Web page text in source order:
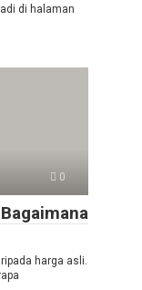
di halaman
0
harga asli.